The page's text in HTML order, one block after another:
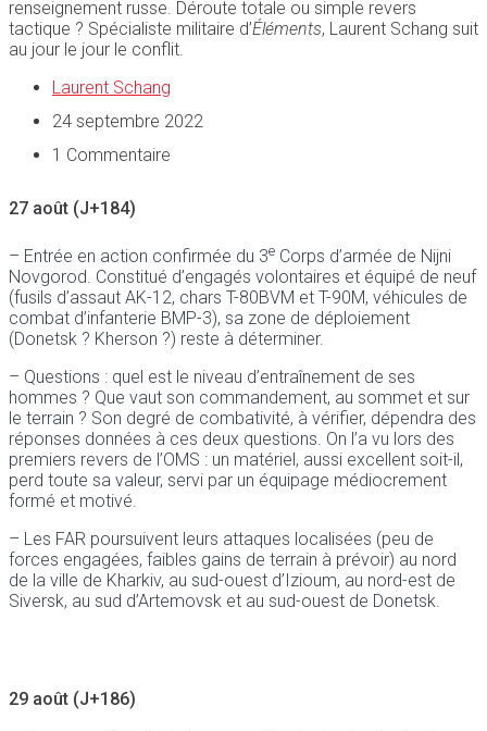
renseignement russe. Déroute totale ou simple revers
tactique ? Spécialiste militaire d’Éléments, Laurent Schang suit
au jour le jour le conflit.
Laurent Schang
24 septembre 2022
1 Commentaire
27 août (J+184)
– Entrée en action confirmée du 3e Corps d’armée de Nijni
Novgorod. Constitué d’engagés volontaires et équipé de neuf
(fusils d’assaut AK-12, chars T-80BVM et T-90M, véhicules de
combat d’infanterie BMP-3), sa zone de déploiement
(Donetsk ? Kherson ?) reste à déterminer.
– Questions : quel est le niveau d’entraînement de ses
hommes ? Que vaut son commandement, au sommet et sur
le terrain ? Son degré de combativité, à vérifier, dépendra des
réponses données à ces deux questions. On l’a vu lors des
premiers revers de l’OMS : un matériel, aussi excellent soit-il,
perd toute sa valeur, servi par un équipage médiocrement
formé et motivé.
– Les FAR poursuivent leurs attaques localisées (peu de
forces engagées, faibles gains de terrain à prévoir) au nord
de la ville de Kharkiv, au sud-ouest d’Izioum, au nord-est de
Siversk, au sud d’Artemovsk et au sud-ouest de Donetsk.
29 août (J+186)